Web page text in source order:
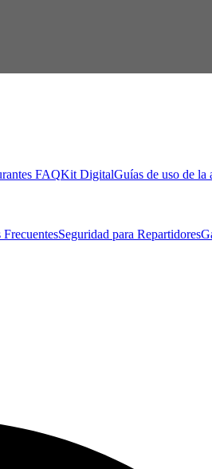
FAQKit DigitalGuías de uso de la
FrecuentesSeguridad para Repartidores